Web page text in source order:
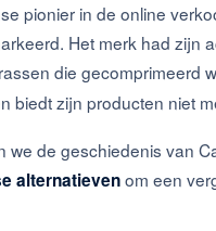
pionier in de online
Het merk had zijn
die gecomprimeerd
biedt zijn producten niet
we de geschiedenis van
alternatievenom een